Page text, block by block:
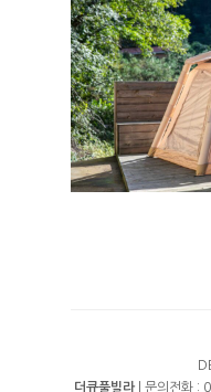
더큐풀빌라 | 문의전화 :